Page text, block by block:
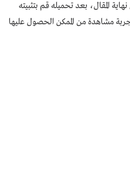
المقال، بعد تحميله قم بتثبيته
مشاهدة من الممكن الحصول عليها